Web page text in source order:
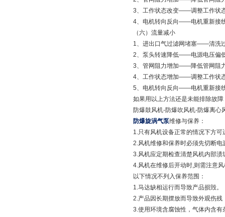
3、工作状态改变——调整工
4、电机转向反向——电机重
（六）流量减小
1、进出口气过滤网堵塞——
2、泵头转速降低——电源电压
3、管网阻力增加——降低管
4、工作状态增加——调整工
5、电机转向反向——电机重新接
如果用以上方法还是未能排除故
防爆鼓风机-防爆吹风机-防爆离心
防爆旋涡气泵维修与保养：
1.只有风机设备正常的情况下方可
2.风机维修和保养时必须先切断电
3.风机应定期检查清楚风机内部渍
4.风机在维修后开动时,则需注意
以下情况不列入保养范围：
1.马达缺相运行而导致产品损毁。
2.产品因长期摆放而导致外观伤残
3.使用环境含腐蚀性，气体内含